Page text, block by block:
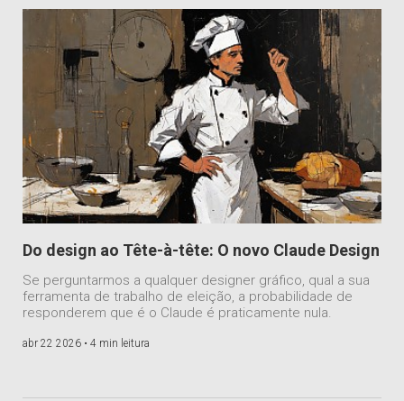
Do design ao Tête-à-tête: O novo Claude Design
Se perguntarmos a qualquer designer gráfico, qual a sua
ferramenta de trabalho de eleição, a probabilidade de
responderem que é o Claude é praticamente nula.
abr 22 2026 • 4 min leitura